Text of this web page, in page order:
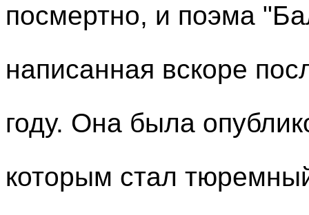
посмертно, и поэма
написанная вскоре
году. Она была
которым стал